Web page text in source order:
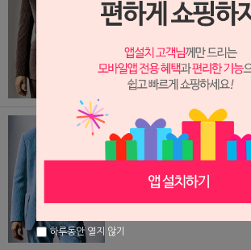
245,000원
(BZ240929) 코듀로이 싱
(1피스) / 남녀 맞춤 주문 제
하루동안 열지 않기